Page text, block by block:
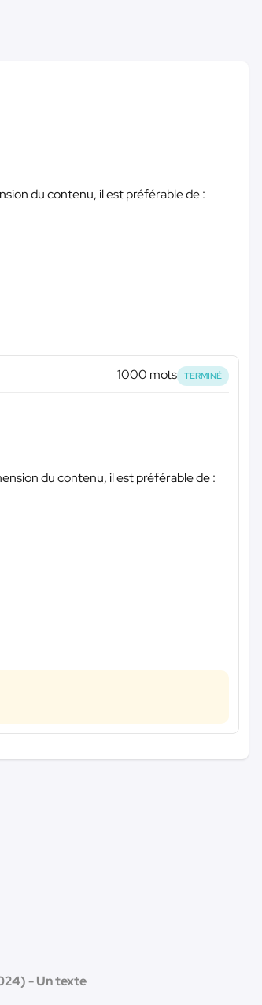
du contenu, il est préférable de :
1000 mots TERMINÉ
du contenu, il est préférable de :
- Un texte